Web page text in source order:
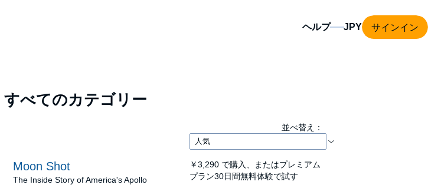
ヘルプ サインイン
すべてのカテゴリー
並べ替え：
Moon Shot
The Inside Story of America's Apollo
￥3,290 で購入、またはプレミアム
プラン30日間無料体験で試す